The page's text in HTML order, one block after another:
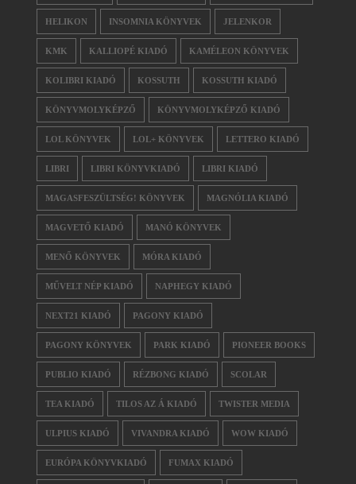
HELIKON INSOMNIA KÖNYVEK JELENKOR
KMK KALLIOPÉ KIADÓ KAMÉLEON KÖNYVEK
KOLIBRI KIADÓ KOSSUTH KOSSUTH KIADÓ
KÖNYVMOLYKÉPZŐ KÖNYVMOLYKÉPZŐ KIADÓ
LOL KÖNYVEK LOL+ KÖNYVEK LETTERO KIADÓ
LIBRI LIBRI KÖNYVKIADÓ LIBRI KIADÓ
MAGASFESZÜLTSÉG! KÖNYVEK MAGNÓLIA KIADÓ
MAGVETŐ KIADÓ MANÓ KÖNYVEK
MENŐ KÖNYVEK MÓRA KIADÓ
MŰVELT NÉP KIADÓ NAPHEGY KIADÓ
NEXT21 KIADÓ PAGONY KIADÓ
PAGONY KÖNYVEK PARK KIADÓ PIONEER BOOKS
PUBLIO KIADÓ RÉZBONG KIADÓ SCOLAR
TEA KIADÓ TILOS AZ Á KIADÓ TWISTER MEDIA
ULPIUS KIADÓ VIVANDRA KIADÓ WOW KIADÓ
EURÓPA KÖNYVKIADÓ FUMAX KIADÓ